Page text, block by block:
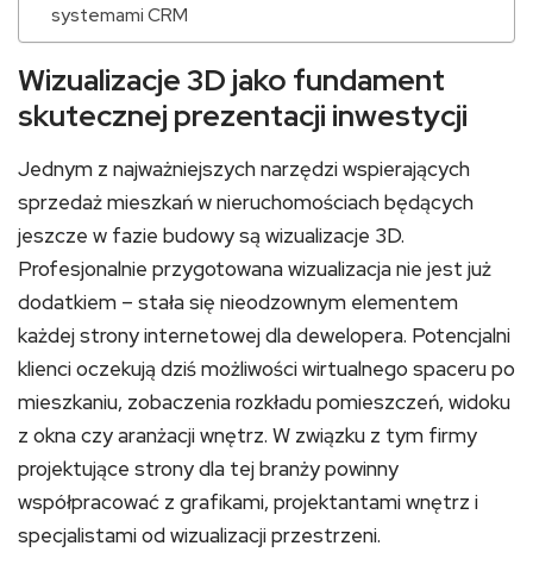
systemami CRM
Wizualizacje 3D jako fundament
skutecznej prezentacji inwestycji
Jednym z najważniejszych narzędzi wspierających
sprzedaż mieszkań w nieruchomościach będących
jeszcze w fazie budowy są wizualizacje 3D.
Profesjonalnie przygotowana wizualizacja nie jest już
dodatkiem – stała się nieodzownym elementem
każdej strony internetowej dla dewelopera. Potencjalni
klienci oczekują dziś możliwości wirtualnego spaceru po
mieszkaniu, zobaczenia rozkładu pomieszczeń, widoku
z okna czy aranżacji wnętrz. W związku z tym firmy
projektujące strony dla tej branży powinny
współpracować z grafikami, projektantami wnętrz i
specjalistami od wizualizacji przestrzeni.